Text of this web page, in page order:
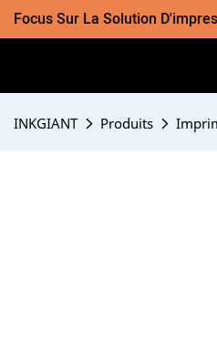
Focus Sur La Solution
INKGIANT Produits